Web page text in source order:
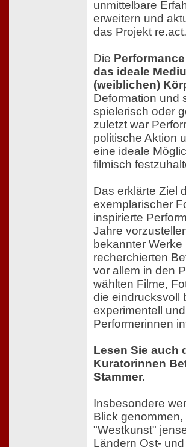
unmittelbare
erweitern und
das Projekt
Die
das ideale
(weiblichen)
Deformation und
spielerisch oder
zuletzt war
politische Aktion
eine ideale
filmisch
Das erklärte Ziel
exemplarischer
inspirierte
Jahre
bekannter
recherchierten
vor allem in den
wählten Filme,
die eindrucksvoll
experimentell
Performerinnen
Lesen Sie auch
Kuratorinnen
Stammer.
Insbesondere
Blick
"Westkunst"
Ländern Ost-